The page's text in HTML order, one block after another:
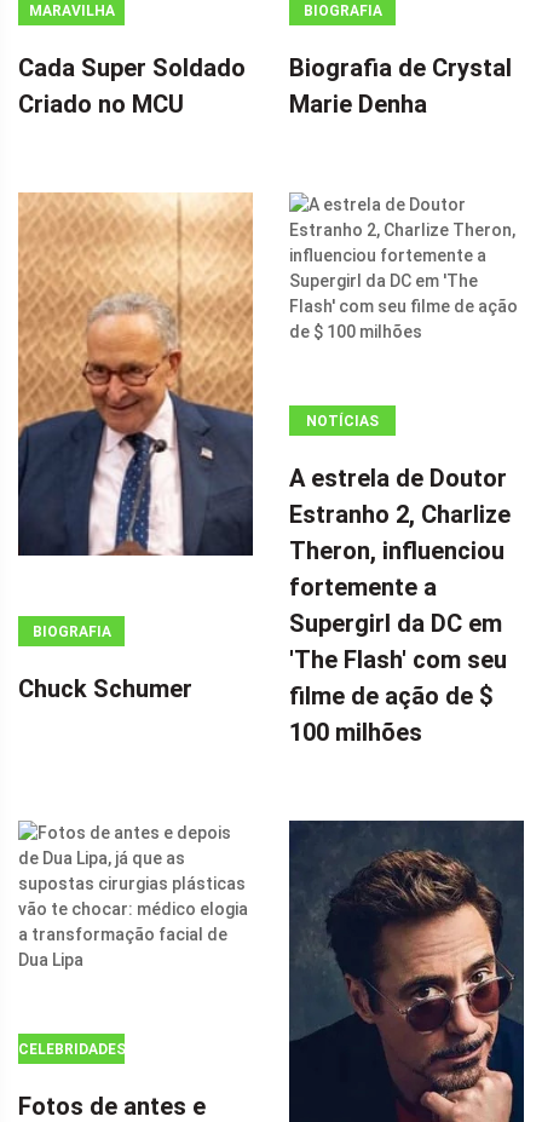
MARAVILHA
Cada Super Soldado
Criado no MCU
BIOGRAFIA
Biografia de Crystal
Marie Denha
BIOGRAFIA
Chuck Schumer
NOTÍCIAS
(ADSBYGOOGLE
=
WINDOW.ADSBYGOOGLE
|| []).PUSH({});
A ESTRELA DE
DOUTOR
ESTRANHO 2,
CHARLIZE
THERON,
DA DC EM 'THE
FLASH' COM
SEU FILME DE
AÇÃO DE $ 100
MILHÕES POR
A estrela de Doutor
Estranho 2, Charlize
Theron, influenciou
fortemente a
Supergirl da DC em
'The Flash' com seu
filme de ação de $
100 milhões
CELEBRIDADES
Fotos de antes e